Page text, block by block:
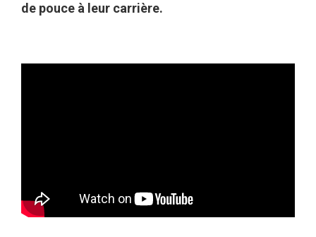
de pouce à leur carrière.